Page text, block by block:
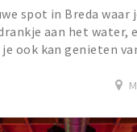
spot in Breda waar
aan het water,
ook kan genieten